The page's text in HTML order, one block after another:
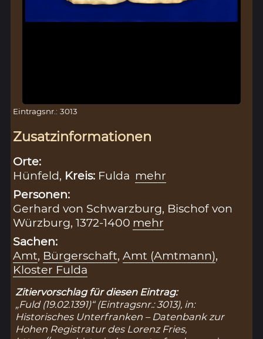
Eintragsnr.: 3013
Zusatzinformationen
Orte:
Hünfeld, Kreis: Fulda mehr
Personen:
Gerhard von Schwarzburg, Bischof von
Würzburg, 1372-1400 mehr
Sachen:
Amt, Bürgerschaft,Amt (Amtmann),
Kloster Fulda
Zitiervorschlag für diesen Eintrag:
„Fuld (19.02.1391)“ (Eintragsnr.: 3013), in:
Historisches Unterfranken – Datenbank zur
Hohen Registratur des Lorenz Fries,